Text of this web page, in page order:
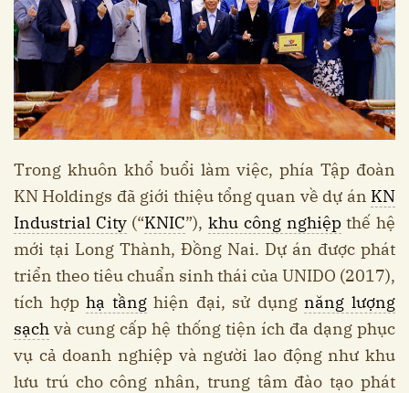
Trong khuôn khổ buổi làm việc, phía Tập đoàn
KN Holdings đã giới thiệu tổng quan về dự án KN
Industrial City(“KNIC”),khu công nghiệpthế hệ
mới tại Long Thành, Đồng Nai. Dự án được phát
triển theo tiêu chuẩn sinh thái của UNIDO (2017),
tích hợphạ tầnghiện đại, sử dụngnăng lượng
sạch và cung cấp hệ thống tiện ích đa dạng phục
vụ cả doanh nghiệp và người lao động như khu
lưu trú cho công nhân, trung tâm đào tạo phát